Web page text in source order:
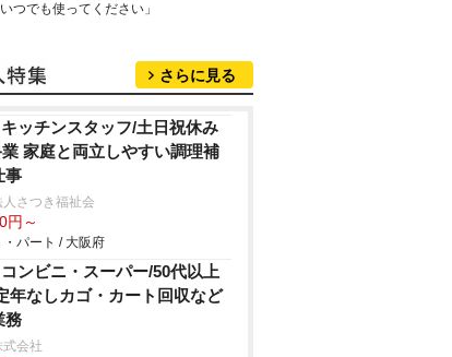
つでも使ってください」
さらに見る
キッチンスタッフ/土日祝休み
家庭と両立しやすい調理補
事
さつき福祉会
円～
パート / 大阪府
コンビニ・スーパー/50代以上
年なしカゴ・カート回収など
務
式会社